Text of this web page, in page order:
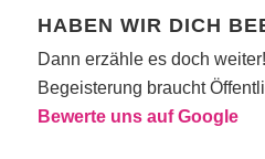
HABEN WIR DICH
Dann erzähle es doch weiter!
Begeisterung braucht
Bewerte uns auf Google